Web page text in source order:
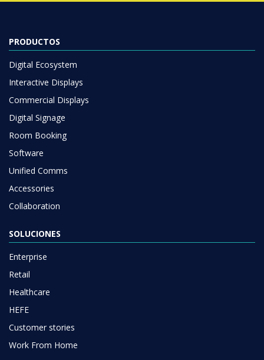
PRODUCTOS
Digital Ecosystem
Interactive Displays
Commercial Displays
Digital Signage
Room Booking
Software
Unified Comms
Accessories
Collaboration
SOLUCIONES
Enterprise
Retail
Healthcare
HEFE
Customer stories
Work From Home